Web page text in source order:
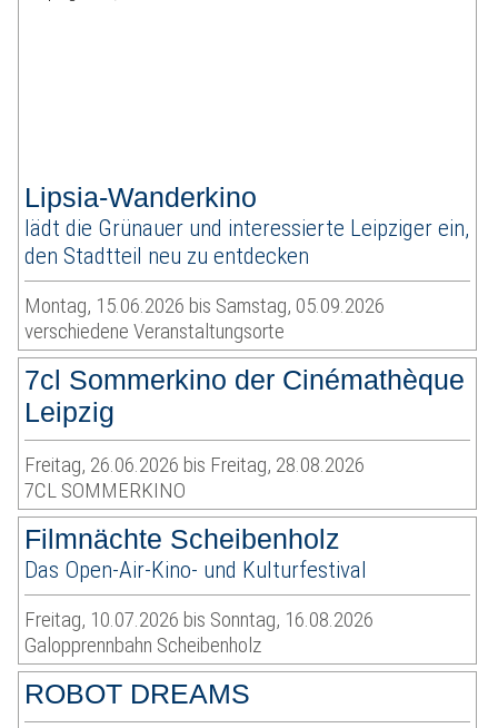
Lipsia-Wanderkino
lädt die Grünauer und interessierte Leipziger ein,
den Stadtteil neu zu entdecken
Montag, 15.06.2026 bis Samstag, 05.09.2026
verschiedene Veranstaltungsorte
7cl Sommerkino der Cinémathèque
Leipzig
Freitag, 26.06.2026 bis Freitag, 28.08.2026
7CL SOMMERKINO
Filmnächte Scheibenholz
Das Open-Air-Kino- und Kulturfestival
Freitag, 10.07.2026 bis Sonntag, 16.08.2026
Galopprennbahn Scheibenholz
ROBOT DREAMS